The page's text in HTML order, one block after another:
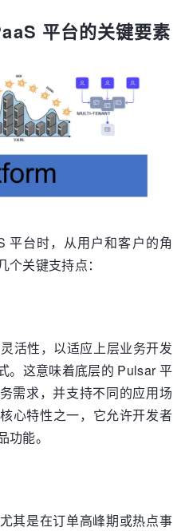
平台的关键要素
平台时，从用户和客户的角
关键支持点：
活性，以适应上层业务开发
。这意味着底层的 Pulsar 平
需求，并支持不同的应用场
心特性之一，它允许开发者
能。
其是在订单高峰期或热点事